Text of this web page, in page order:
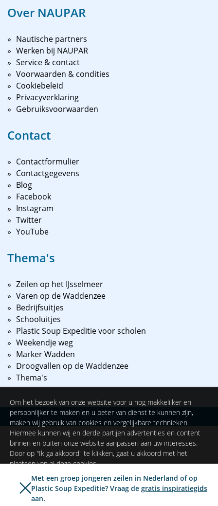
Over NAUPAR
Nautische partners
Werken bij NAUPAR
Service & contact
Voorwaarden & condities
Cookiebeleid
Privacyverklaring
Gebruiksvoorwaarden
Contact
Contactformulier
Contactgegevens
Blog
Facebook
Instagram
Twitter
YouTube
Thema's
Zeilen op het IJsselmeer
Varen op de Waddenzee
Bedrijfsuitjes
Schooluitjes
Plastic Soup Expeditie voor scholen
Weekendje weg
Marker Wadden
Droogvallen op de Waddenzee
Thema's
© 2026NAUPAR
Met een groep jongeren zeilen in Nederland of op
Plastic Soup Expeditie? Vraag de gratis inspiratiegids
aan.
Om het bezoek van onze website voor u nog makkelijker en
persoonlijker te maken en u beter van dienst te kunnen zijn,
maken wij gebruik van cookies en vergelijkbare technieken.
Hiermee kunnen wij en derde partijen advertenties en content
binnen en buiten onze website aanpassen aan uw interesses.
Door op "Ik ga akkoord" te klikken, gaat u akkoord met het
plaatsen van al deze cookies.
Ik ga akkoord Instellingen